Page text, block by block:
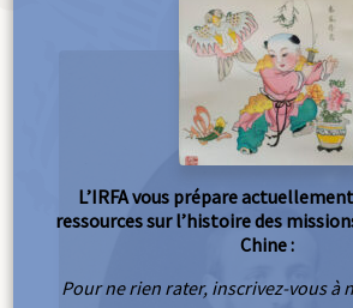
L’IRFA vous prépare
ressources sur l’histoire des
Chine :
Pour ne rien rater, inscrivez-vous à